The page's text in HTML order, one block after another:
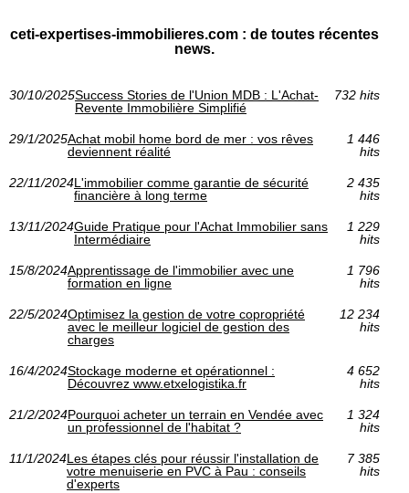
ceti-expertises-immobilieres.com : de toutes récentes
news.
30/10/2025Success Stories de l'Union MDB : L'Achat-
Revente Immobilière Simplifié
732 hits
29/1/2025Achat mobil home bord de mer : vos rêves
deviennent réalité
1 446
hits
22/11/2024L'immobilier comme garantie de sécurité
financière à long terme
2 435
hits
13/11/2024Guide Pratique pour l'Achat Immobilier sans
Intermédiaire
1 229
hits
15/8/2024Apprentissage de l'immobilier avec une
formation en ligne
1 796
hits
22/5/2024Optimisez la gestion de votre copropriété
avec le meilleur logiciel de gestion des
charges
12 234
hits
16/4/2024Stockage moderne et opérationnel :
Découvrez www.etxelogistika.fr
4 652
hits
21/2/2024Pourquoi acheter un terrain en Vendée avec
un professionnel de l'habitat ?
1 324
hits
11/1/2024Les étapes clés pour réussir l'installation de
votre menuiserie en PVC à Pau : conseils
d'experts
7 385
hits